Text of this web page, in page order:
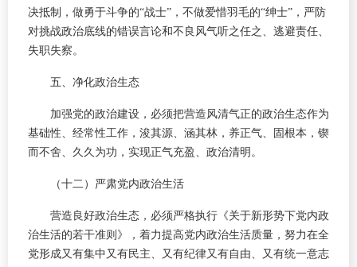
决抵制，做勇于斗争的“战士”，不做爱惜羽毛的“绅士”，严防
对挑战政治底线的错误言论和不良风气听之任之、逃避责任、
失职失察。
五、净化政治生态
加强党的政治建设，必须把营造风清气正的政治生态作为
基础性、经常性工作，浚其源、涵其林，养正气、固根本，锲
而不舍、久久为功，实现正气充盈、政治清明。
（十二）严肃党内政治生活
营造良好政治生态，必须严格执行《关于新形势下党内政
治生活的若干准则》，着力提高党内政治生活质量，努力在全
党形成又有集中又有民主、又有纪律又有自由、又有统一意志